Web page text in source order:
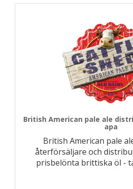
British American pale ale
apa
British American pale
återförsäljare och
prisbelönta brittiska öl -